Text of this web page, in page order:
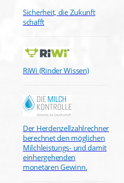
Sicherheit, die Zukunft
schafft
RiWi (Rinder Wissen)
Der Herdenzellzahlrechner
berechnet den möglichen
Milchleistungs- und damit
einhergehenden
monetären Gewinn.